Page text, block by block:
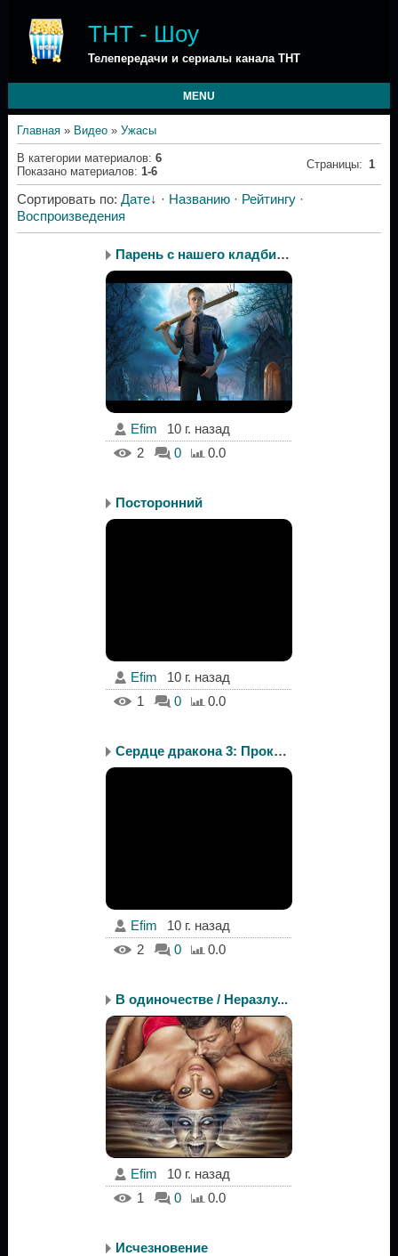
ТНТ - Шоу
Телепередачи и сериалы канала ТНТ
MENU
Главная» Видео» Ужасы
В категории материалов: 6
Показано материалов: 1-6
Страницы: 1
Сортировать по: Дате↓ · Названию· Рейтингу·
Воспроизведения
Парень с нашего кладбища
Efim
10 г. назад
2
0 0.0
Посторонний
Efim
10 г. назад
1
0 0.0
Сердце дракона 3: Прокл...
Efim
10 г. назад
2
0 0.0
В одиночестве / Неразлу...
Efim
10 г. назад
1
0 0.0
Исчезновение